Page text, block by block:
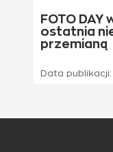
FOTO
ostatnia
przemianą
Data publikacji: